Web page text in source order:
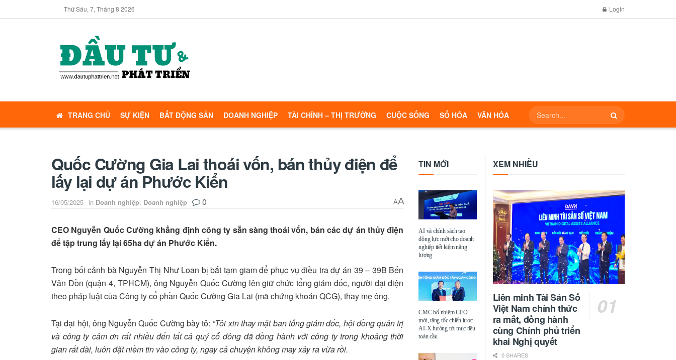
Thứ Sáu, 7, Tháng 8 2026 Login
TRANG CHỦ SỰ KIỆN BẤT ĐỘNG SẢN DOANH NGHIỆP TÀI CHÍNH – THỊ TRƯỜNG CUỘC SỐNG SỐ HÓA VĂN HÓA
Quốc Cường Gia Lai thoái vốn, bán thủy điện để
lấy lại dự án Phước Kiển
16/05/2025 in Doanh nghiệp, Doanh nghiệp 0 AA
CEO Nguyễn Quốc Cường khẳng định công ty sẵn sàng thoái vốn, bán các dự án thủy điện
để tập trung lấy lại 65ha dự án Phước Kiển.
Trong bối cảnh bà Nguyễn Thị Như Loan bị bắt tạm giam để phục vụ điều tra dự án 39 – 39B Bến
Vân Đồn (quận 4, TPHCM), ông Nguyễn Quốc Cường lên giữ chức tổng giám đốc, người đại diện
theo pháp luật của Công ty cổ phần Quốc Cường Gia Lai (mã chứng khoán QCG), thay mẹ ông.
Tại đại hội, ông Nguyễn Quốc Cường bày tỏ: “Tôi xin thay mặt ban tổng giám đốc, hội đồng quản trị
và công ty cảm ơn rất nhiều đến tất cả quý cổ đông đã đồng hành với công ty trong khoảng thời
gian rất dài, luôn đặt niềm tin vào công ty, ngay cả chuyện không may xảy ra vừa rồi.
TIN MỚI
AI và chính sách tạo
động lực mới cho doanh
nghiệp tiết kiệm năng
lượng
CMC bổ nhiệm CEO
mới, tăng tốc chiến lược
AI-X hướng tới mục tiêu
toàn cầu
XEM NHIỀU
Liên minh Tài Sản Số
Việt Nam chính thức
ra mắt, đồng hành
cùng Chính phủ triển
khai Nghị quyết
0 SHARES